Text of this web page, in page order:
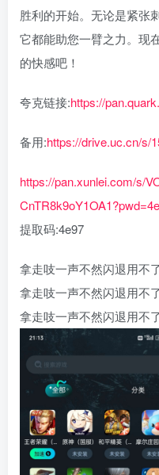
胜利的开始。无论是紧张
它都能助您一臂之力。现
的快感吧！
夸克链接:https://
备用:https://drive.uc.cn/s/
https://pan.xunlei.com/s/
提取码:4e97
拿走吱一声不然闪退用不了
拿走吱一声不然闪退用不了
拿走吱一声不然闪退用不了